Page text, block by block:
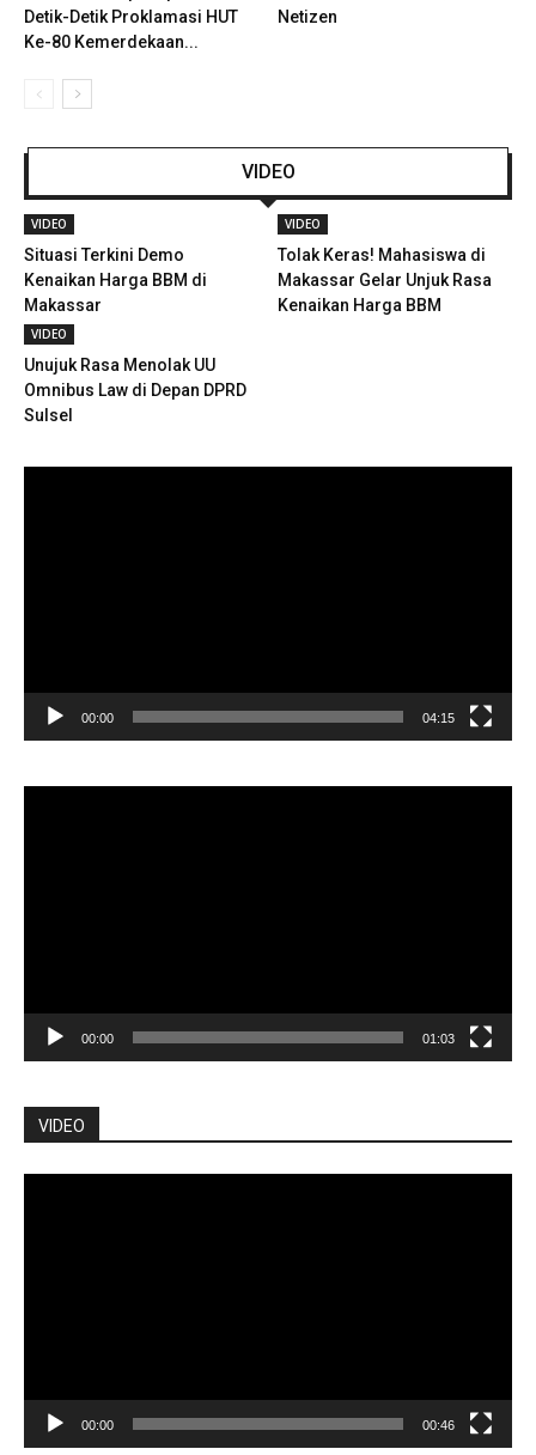
Detik-Detik Proklamasi HUT
Ke-80 Kemerdekaan...
Netizen
VIDEO
VIDEO
Situasi Terkini Demo
Kenaikan Harga BBM di
Makassar
VIDEO
Tolak Keras! Mahasiswa di
Makassar Gelar Unjuk Rasa
Kenaikan Harga BBM
VIDEO
Unujuk Rasa Menolak UU
Omnibus Law di Depan DPRD
Sulsel
00:00 04:15
00:00 01:03
VIDEO
00:00 00:46